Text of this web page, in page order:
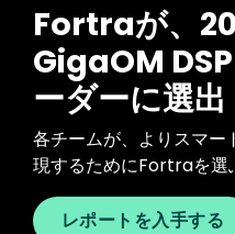
Fortraが、
GigaOM
ーダーに選出
各チームが、よりスマー
現するためにFortraを選
レポートを入手する